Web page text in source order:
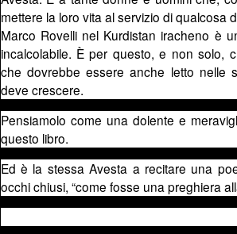
mettere la loro vita al servizio di qualcosa
Marco Rovelli nel Kurdistan iracheno è
incalcolabile. È per questo, e non solo,
che dovrebbe essere anche letto nelle
deve crescere.
Pensiamolo come una dolente e
questo libro.
Ed è la stessa Avesta a recitare una
occhi chiusi, “come fosse una preghiera